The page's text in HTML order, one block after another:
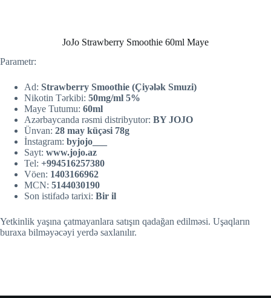
JoJo Strawberry Smoothie 60ml Maye
Parametr:
Ad: Strawberry Smoothie (Çiyələk Smuzi)
Nikotin Tərkibi: 50mg/ml 5%
Maye Tutumu: 60ml
Azərbaycanda rəsmi distribyutor: BY JOJO
Ünvan: 28 may küçəsi 78g
İnstagram: byjojo___
Sayt: www.jojo.az
Tel: +994516257380
Vöen: 1403166962
MCN: 5144030190
Son istifadə tarixi: Bir il
Yetkinlik yaşına çatmayanlara satışın qadağan edilməsi. Uşaqların
buraxa bilməyəcəyi yerdə saxlanılır.